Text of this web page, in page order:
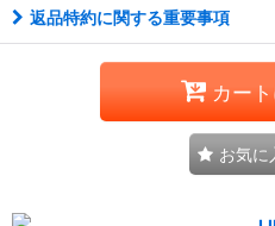
返品特約に関する重要事項
カー
お気に